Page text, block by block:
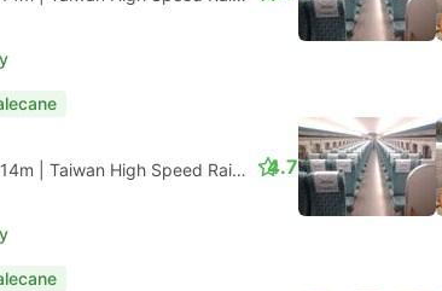
| Taiwan High Speed Rail | Pociąg #825| Miejsce
4.7